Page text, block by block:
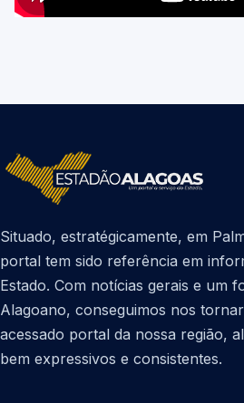
Situado, estratégicamente, em
portal tem sido referência em
Estado. Com notícias gerais e um
Alagoano, conseguimos nos
acessado portal da nossa região,
bem expressivos e consistentes.